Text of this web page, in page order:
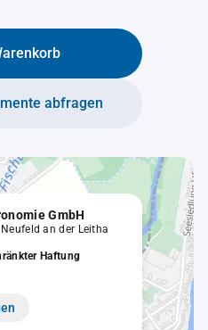
abfragen
GmbH
an der Leitha
Haftung